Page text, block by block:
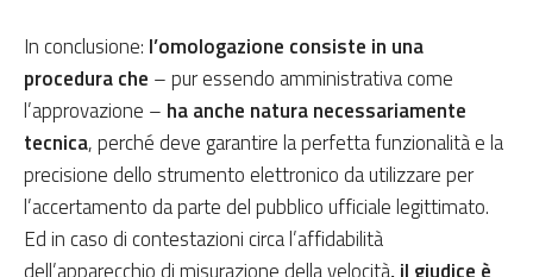
In conclusione: l’omologazione consiste in una
procedura che – pur essendo amministrativa come
l’approvazione – ha anche natura necessariamente
tecnica, perché deve garantire la perfetta funzionalità e la
precisione dello strumento elettronico da utilizzare per
l’accertamento da parte del pubblico ufficiale legittimato.
Ed in caso di contestazioni circa l’affidabilità